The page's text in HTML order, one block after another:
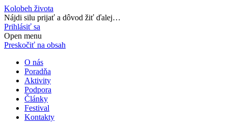
Kolobeh života
Nájdi silu prijať a dôvod žiť ďalej…
Prihlásiť sa
Open menu
Preskočiť na obsah
O nás
Poradňa
Aktivity
Podpora
Články
Festival
Kontakty